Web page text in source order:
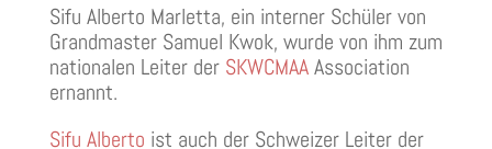
Sifu Alberto Marletta, ein interner Schüler von
Grandmaster Samuel Kwok, wurde von ihm zum
nationalen Leiter der SKWCMAAAssociation
ernannt.
Sifu Alberto ist auch der Schweizer Leiter der